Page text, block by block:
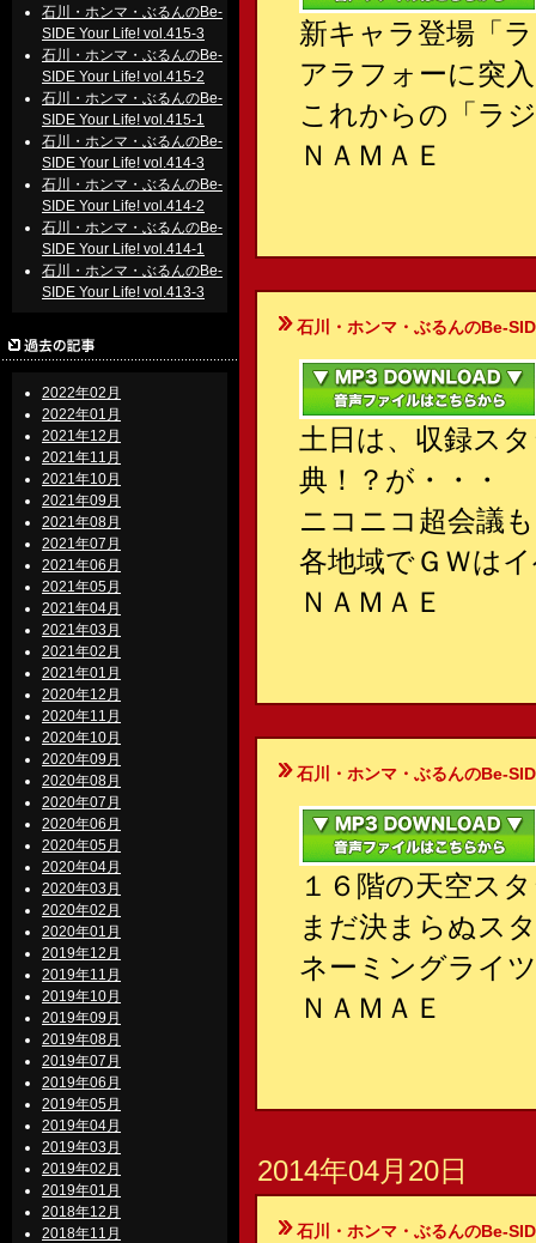
石川・ホンマ・ぶるんのBe-
SIDE Your Life! vol.415-3
石川・ホンマ・ぶるんのBe-
SIDE Your Life! vol.415-2
石川・ホンマ・ぶるんのBe-
SIDE Your Life! vol.415-1
石川・ホンマ・ぶるんのBe-
SIDE Your Life! vol.414-3
石川・ホンマ・ぶるんのBe-
SIDE Your Life! vol.414-2
石川・ホンマ・ぶるんのBe-
SIDE Your Life! vol.414-1
石川・ホンマ・ぶるんのBe-
SIDE Your Life! vol.413-3
2022年02月
2022年01月
2021年12月
2021年11月
2021年10月
2021年09月
2021年08月
2021年07月
2021年06月
2021年05月
2021年04月
2021年03月
2021年02月
2021年01月
2020年12月
2020年11月
2020年10月
2020年09月
2020年08月
2020年07月
2020年06月
2020年05月
2020年04月
2020年03月
2020年02月
2020年01月
2019年12月
2019年11月
2019年10月
2019年09月
2019年08月
2019年07月
2019年06月
2019年05月
2019年04月
2019年03月
2019年02月
2019年01月
2018年12月
2018年11月
新キャラ登場「
アラフォーに突
これからの「ラ
ＮＡＭＡＥ
石川・ホンマ・ぶるんのBe-
土日は、収録ス
典！？が・・・
ニコニコ超会議
各地域でＧＷは
ＮＡＭＡＥ
石川・ホンマ・ぶるんのBe-
１６階の天空ス
まだ決まらぬス
ネーミングライ
ＮＡＭＡＥ
2014年04月20日
石川・ホンマ・ぶるんのBe-